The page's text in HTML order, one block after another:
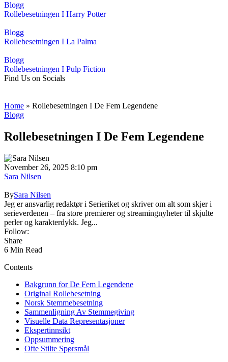
Blogg
Rollebesetningen I Harry Potter
Blogg
Rollebesetningen I La Palma
Blogg
Rollebesetningen I Pulp Fiction
Find Us on Socials
Home » Rollebesetningen I De Fem Legendene
Blogg
Rollebesetningen I De Fem Legendene
November 26, 2025 8:10 pm
Sara Nilsen
BySara Nilsen
Jeg er ansvarlig redaktør i Serieriket og skriver om alt som skjer i
serieverdenen – fra store premierer og streamingnyheter til skjulte
perler og karakterdykk. Jeg...
Follow:
Share
6 Min Read
Contents
Bakgrunn for De Fem Legendene
Original Rollebesetning
Norsk Stemmebesetning
Sammenligning Av Stemmegiving
Visuelle Data Representasjoner
Ekspertinnsikt
Oppsummering
Ofte Stilte Spørsmål